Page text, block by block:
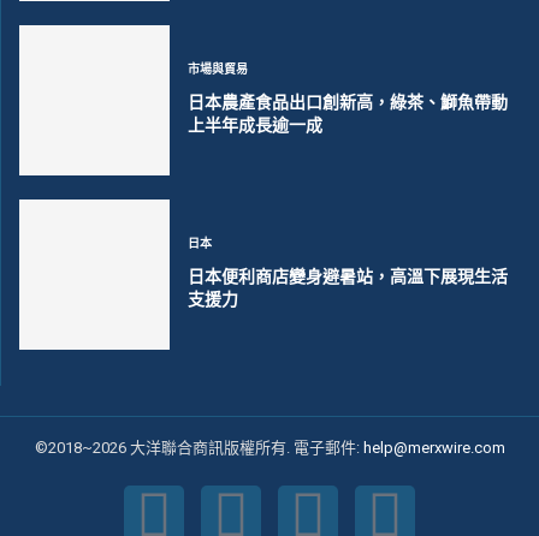
市場與貿易
日本農產食品出口創新高，綠茶、鰤魚帶動
上半年成長逾一成
日本
日本便利商店變身避暑站，高溫下展現生活
支援力
©2018~2026 大洋聯合商訊版權所有. 電子郵件: help@merxwire.com